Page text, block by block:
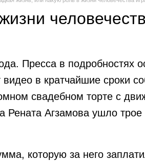
Пресса в подробностях
в кратчайшие сроки
свадебном торте с
Рената Агзамова ушло
которую за него